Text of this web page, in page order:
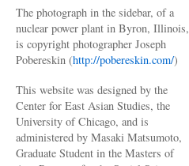
The photograph in the sidebar, of a
nuclear power plant in Byron, Illinois,
is copyright photographer Joseph
Pobereskin (http://pobereskin.com/)
This website was designed by the
Center for East Asian Studies, the
University of Chicago, and is
administered by Masaki Matsumoto,
Graduate Student in the Masters of